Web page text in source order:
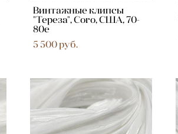
Винтажные клипсы
"Тереза", Coro, США, 70-
80е
5 500 pуб.